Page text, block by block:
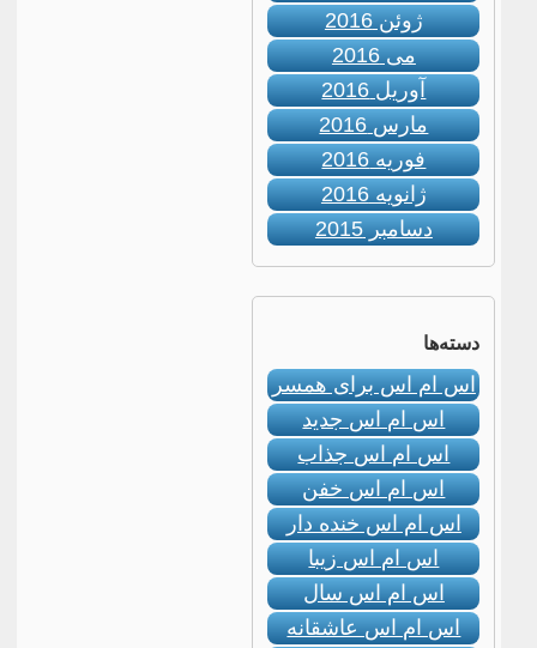
ژوئن 2016
می 2016
آوریل 2016
مارس 2016
فوریه 2016
ژانویه 2016
دسامبر 2015
دسته‌ها
اس ام اس برای همسر
اس ام اس جدید
اس ام اس جذاب
اس ام اس خفن
اس ام اس خنده دار
اس ام اس زیبا
اس ام اس سال
اس ام اس عاشقانه